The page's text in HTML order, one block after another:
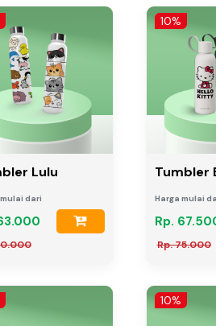
Lulu
dari
10%
Tumbler
Harga mulai
Rp.
Rp. 75.000
10%